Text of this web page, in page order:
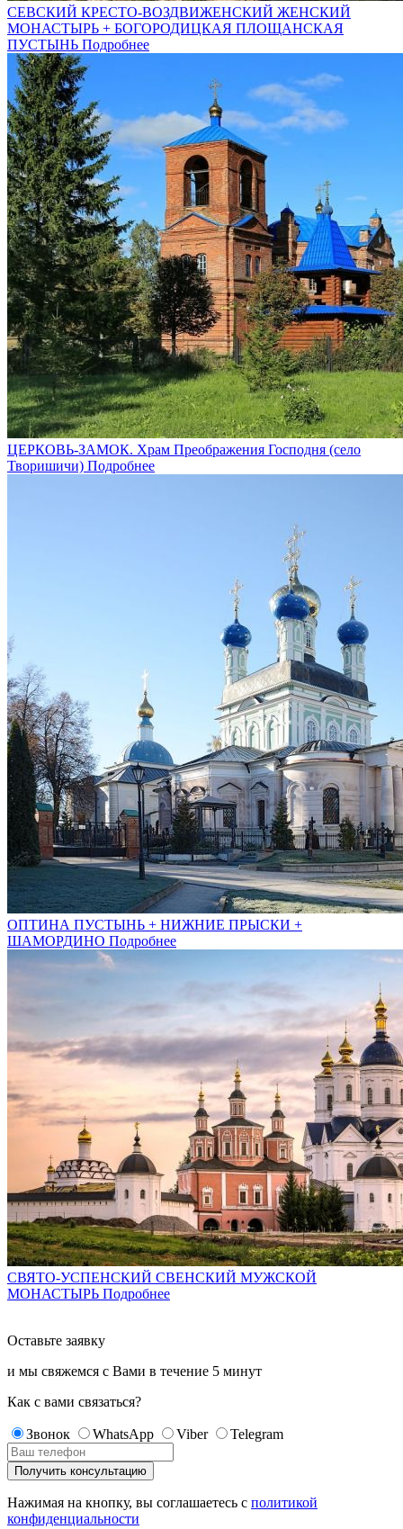
СЕВСКИЙ КРЕСТО-ВОЗДВИЖЕНСКИЙ ЖЕНСКИЙ
МОНАСТЫРЬ + БОГОРОДИЦКАЯ ПЛОЩАНСКАЯ
ПУСТЫНЬ Подробнее
ЦЕРКОВЬ-ЗАМОК. Храм Преображения Господня (село
Творишичи) Подробнее
ОПТИНА ПУСТЫНЬ + НИЖНИЕ ПРЫСКИ +
ШАМОРДИНО Подробнее
СВЯТО-УСПЕНСКИЙ СВЕНСКИЙ МУЖСКОЙ
МОНАСТЫРЬ Подробнее
Оставьте заявку
и мы свяжемся с Вами в течение 5 минут
Как с вами связаться?
Звонок WhatsApp Viber Telegram
Нажимая на кнопку, вы соглашаетесь с политикой
конфиденциальности